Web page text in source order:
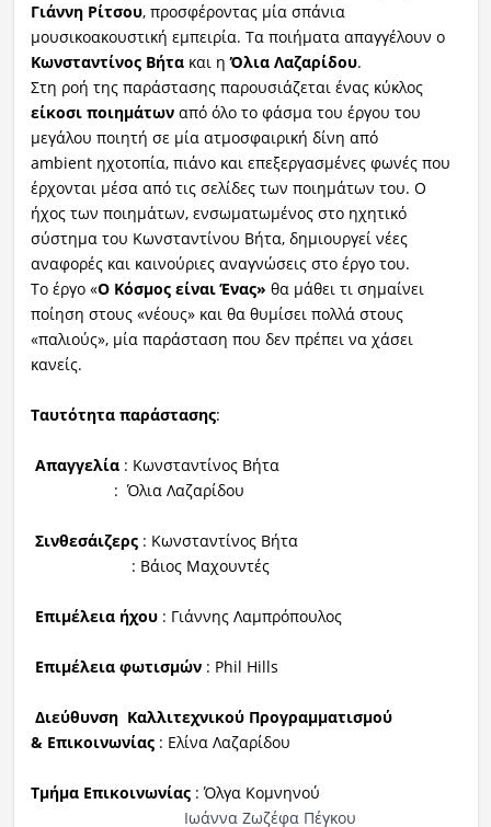
Γιάννη Ρίτσου, προσφέροντας μία σπάνια
μουσικοακουστική εμπειρία. Τα ποιήματα απαγγέλουν ο
Κωνσταντίνος Βήτακαι η ΌλιαΛαζαρίδου.
Στη ροή της παράστασης παρουσιάζεται ένας κύκλος
είκοσι ποιημάτωναπό όλο το φάσμα του έργου του
μεγάλου ποιητή σε μία ατμοσφαιρική δίνη από
ambient ηχοτοπία, πιάνο και επεξεργασμένες φωνές που
έρχονται μέσα από τις σελίδες των ποιημάτων του. Ο
ήχος των ποιημάτων, ενσωματωμένος στο ηχητικό
σύστημα του Κωνσταντίνου Βήτα, δημιουργεί νέες
αναφορές και καινούριες αναγνώσεις στο έργο του.
Το έργο «Ο Κόσμος είναι Ένας» θα μάθει τι σημαίνει
ποίηση στους «νέους» και θα θυμίσει πολλά στους
«παλιούς», μία παράσταση που δεν πρέπει να χάσει
κανείς.
Ταυτότητα παράστασης:
Απαγγελία : Κωνσταντίνος Βήτα
: Όλια Λαζαρίδου
Σινθεσάιζερς: Κωνσταντίνος Βήτα
: Βάιος Μαχουντές
Επιμέλεια ήχου : Γιάννης Λαμπρόπουλος
Επιμέλεια φωτισμών : Phil Hills
Διεύθυνση Καλλιτεχνικού Προγραμματισμού
& Επικοινωνίας : Ελίνα Λαζαρίδου
Τμήμα Επικοινωνίας : Όλγα Κομνηνού
Ιωάννα Ζωζέφα Πέγκου